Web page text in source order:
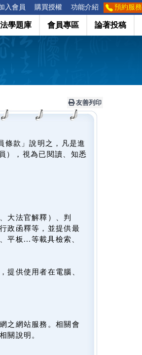
入會員 購買授權 功能介紹 預約服務
法學題庫 會員專區 論著投稿
友善列印
條款」說明之，凡是進
），視為已閱讀、知悉
大法官解釋）、判
政函釋等，並提供最
平板...等載具檢索、
提供使用者在電腦、
之網站服務。相關會
關說明。